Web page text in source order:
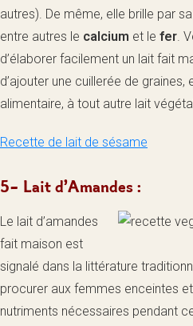
autres). De même, elle brille par
entre autres le calcium et le fer.
d’élaborer facilement un lait fait
d’ajouter une cuillerée de
alimentaire, à tout autre lait
Recette de lait de sésame
5- Lait d’Amandes :
Le lait d’amandes
fait maison est
signalé dans la littérature
procurer aux femmes enceintes
nutriments nécessaires pendant